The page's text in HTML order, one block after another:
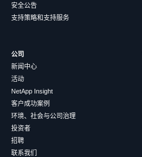
安全公告
支持策略和支持服务
公司
新闻中心
活动
NetApp Insight
客户成功案例
环境、社会与公司治理
投资者
招聘
联系我们